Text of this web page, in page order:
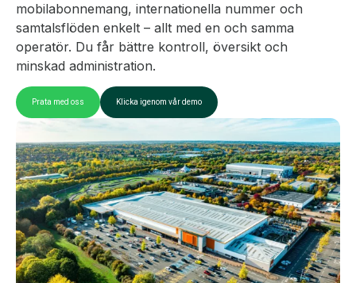
mobilabonnemang, internationella nummer och
samtalsflöden enkelt – allt med en och samma
operatör. Du får bättre kontroll, översikt och
minskad administration.
Prata med oss Klicka igenom vår demo